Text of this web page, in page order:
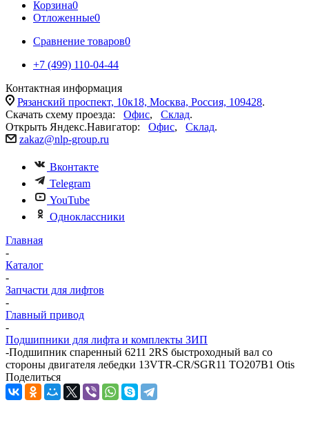
Корзина0
Отложенные0
Сравнение товаров0
+7 (499) 110-04-44
Контактная информация
Рязанский проспект, 10к18, Москва, Россия, 109428.
Скачать схему проезда: Офис, Склад.
Открыть Яндекс.Навигатор: Офис, Склад.
zakaz@nlp-group.ru
Вконтакте
Telegram
YouTube
Одноклассники
Главная
-
Каталог
-
Запчасти для лифтов
-
Главный привод
-
Подшипники для лифта и комплекты ЗИП
-Подшипник спаренный 6211 2RS быстроходный вал со
стороны двигателя лебедки 13VTR-CR/SGR11 TO207B1 Otis
Поделиться